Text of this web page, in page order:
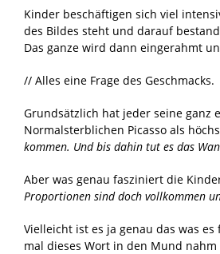
Kinder beschäftigen sich viel
des Bildes steht und darauf
Das ganze wird dann eingerahmt
// Alles eine Frage des Geschmacks.
Grundsätzlich hat jeder seine ganz
Normalsterblichen Picasso als
kommen. Und bis dahin tut es das
Aber was genau fasziniert die
Proportionen sind doch vollkommen
Vielleicht ist es ja genau das was
mal dieses Wort in den Mund